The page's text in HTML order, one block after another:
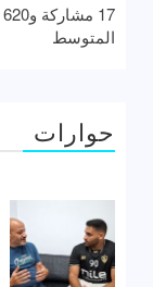
المتوسط
حوارات